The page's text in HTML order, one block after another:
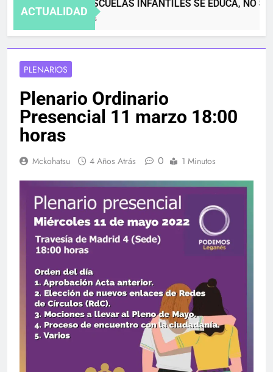
ACTUALIDAD
EN LAS ESCUELAS INFANTILES SE EDUCA, NO SE
4 Meses Atrás
PLENARIOS
Plenario Ordinario
Presencial 11 marzo 18:00
horas
Mckohatsu 4 Años Atrás 0 1 Minutos